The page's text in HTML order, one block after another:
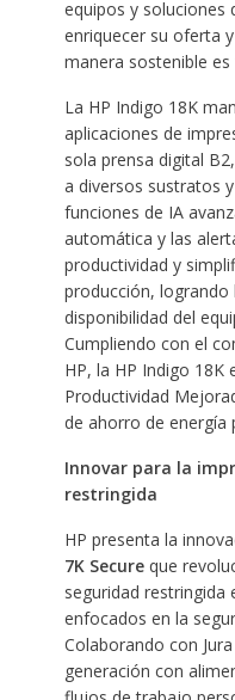
equipos y soluciones
enriquecer su oferta
manera sostenible
La HP Indigo 18K
aplicaciones de
sola prensa digital
a diversos sustratos
funciones de IA
automática y las
productividad y
producción, logrando
disponibilidad del
Cumpliendo con el
HP, la HP Indigo
Productividad
de ahorro de energía
Innovar para la
restringida
HP presenta la
7K Secureque
seguridad
enfocados en la
Colaborando con
generación con